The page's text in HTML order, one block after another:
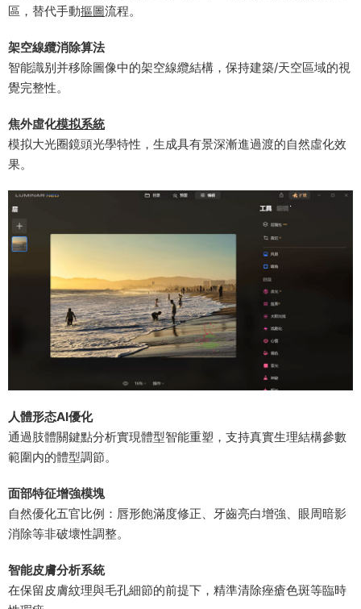
區，替代手動摳圖流程。
​架空線纜消除算法​
智能識别并移除圖像中的架空線纜結構，保持建築/天空區域的視
覺完整性。
​焦外虛化模拟系統
模拟大光圈鏡頭光學特性，生成具有景深漸進過渡的自然虛化效
果。
​人體形态AI優化​
通過肢體關鍵點分析實現體型智能重塑，支持真實生理結構參數
範圍内的體型調節。
​面部特征增強模塊​
自然優化五官比例：唇形飽滿度修正、牙齒亮白增強、眼周暗影
消除等非破壞性調整。
​智能皮膚分析系統​
在保留皮膚紋理與毛孔細節的前提下，精準清除痤瘡色斑等臨時